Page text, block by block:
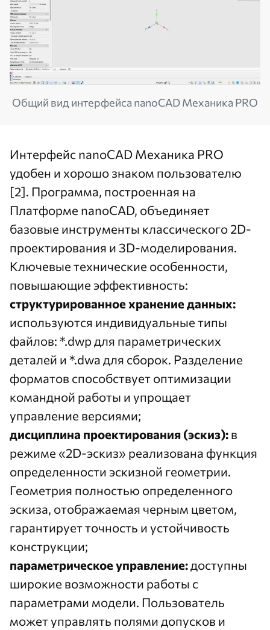
Общий вид интерфейса nanoCAD Механика PRO
Интерфейс nanoCAD Механика PRO
удобен и хорошо знаком пользователю
[2]. Программа, построенная на
Платформе nanoCAD, объединяет
базовые инструменты классического 2D-
проектирования и 3D-моделирования.
Ключевые технические особенности,
повышающие эффективность:
структурированное хранение данных:
используются индивидуальные типы
файлов: *.dwp для параметрических
деталей и *.dwa для сборок. Разделение
форматов способствует оптимизации
командной работы и упрощает
управление версиями;
дисциплина проектирования (эскиз): в
режиме «2D-эскиз» реализована функция
определенности эскизной геометрии.
Геометрия полностью определенного
эскиза, отображаемая черным цветом,
гарантирует точность и устойчивость
конструкции;
параметрическое управление:доступны
широкие возможности работы с
параметрами модели. Пользователь
может управлять полями допусков и